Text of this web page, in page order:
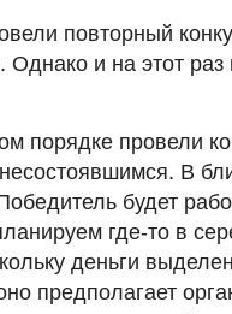
повторный
Однако и на этот
порядке провели
В
будет
где-то в
деньги
предполагает